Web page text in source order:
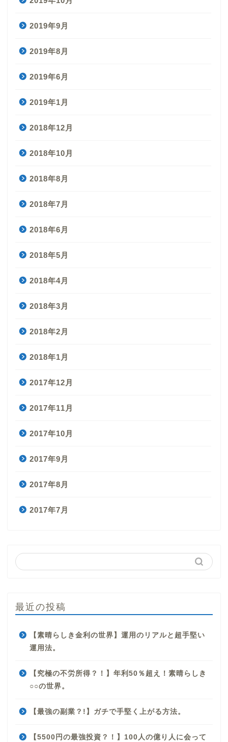
2019年9月
2019年8月
2019年6月
2019年1月
2018年12月
2018年10月
2018年8月
2018年7月
2018年6月
2018年5月
2018年4月
2018年3月
2018年2月
2018年1月
2017年12月
2017年11月
2017年10月
2017年9月
2017年8月
2017年7月
最近の投稿
【素晴らしき金利の世界】運用のリアルと超手堅い
運用法。
【究極の不労所得？！】年利50％超え！素晴らしき
○○の世界。
【最強の副業？!】ガチで手堅く上がる方法。
【5500円の最強投資？！】100人の億り人に会って